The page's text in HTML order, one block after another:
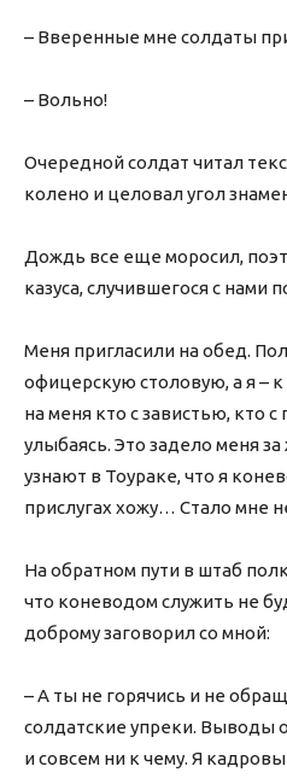
– Вверенные мне солдаты
– Вольно!
Очередной солдат читал
колено и целовал угол
Дождь все еще моросил,
казуса, случившегося с нами
Меня пригласили на обед.
офицерскую столовую, а я –
на меня кто с завистью, кто
улыбаясь. Это задело меня
узнают в Тоураке, что я
прислугах хожу… Стало мне
На обратном пути в штаб
что коневодом служить не
доброму заговорил со мной:
– А ты не горячись и не
солдатские упреки. Выводы
и совсем ни к чему. Я